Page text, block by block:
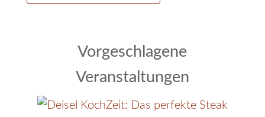
Vorgeschlagene
Veranstaltungen